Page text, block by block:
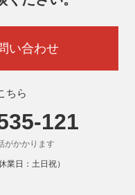
場合がありますのでご
ェブサイトを閲覧した
いますが、Cookieによ
報取扱事業者へ提供す
LLC）
する制度：APECの
い合わせ
ちら
121
がかかります
業日：土日祝）